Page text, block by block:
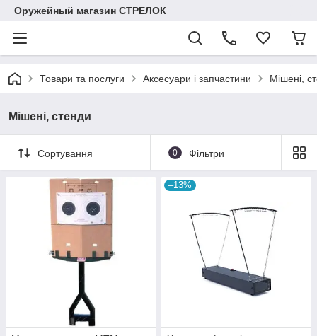
Оружейный магазин СТРЕЛОК
Товари та послуги Аксесуари і запчастини Мішені,
Мішені, стенди
Сортування 0 Фільтри
–13%